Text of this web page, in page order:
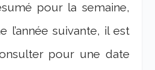
pour la semaine,
l’année suivante, il est
pour une date